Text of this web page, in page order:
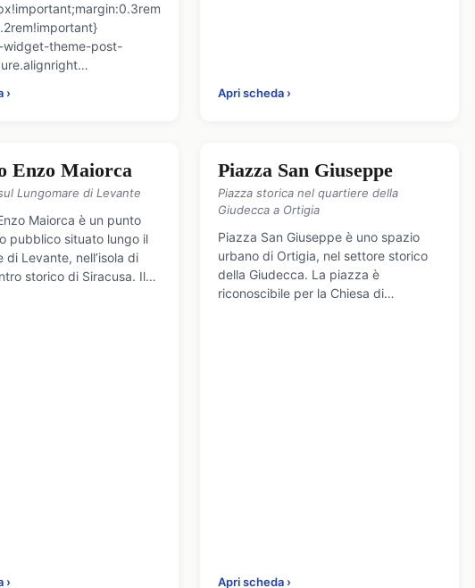
widget-theme-post-
› Apri scheda ›
Enzo Maiorca
Lungomare di Levante
Maiorca è un punto
pubblico situato lungo il
di Levante, nell’isola di
storico di Siracusa. Il…
›
Piazza San Giuseppe
Piazza storica nel quartiere della
Giudecca a Ortigia
Piazza San Giuseppe è uno spazio
urbano di Ortigia, nel settore storico
della Giudecca. La piazza è
riconoscibile per la Chiesa di…
Apri scheda ›